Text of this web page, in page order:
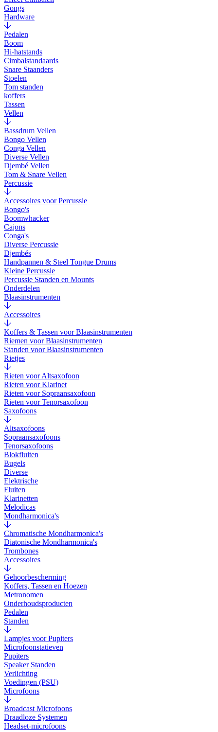
Gongs
Hardware
Pedalen
Boom
Hi-hatstands
Cimbalstandaards
Snare Staanders
Stoelen
Tom standen
koffers
Tassen
Vellen
Bassdrum Vellen
Bongo Vellen
Conga Vellen
Diverse Vellen
Djembé Vellen
Tom & Snare Vellen
Percussie
Accessoires voor Percussie
Bongo's
Boomwhacker
Cajons
Conga's
Diverse Percussie
Djembés
Handpannen & Steel Tongue Drums
Kleine Percussie
Percussie Standen en Mounts
Onderdelen
Blaasinstrumenten
Accessoires
Koffers & Tassen voor Blaasinstrumenten
Riemen voor Blaasinstrumenten
Standen voor Blaasinstrumenten
Rietjes
Rieten voor Altsaxofoon
Rieten voor Klarinet
Rieten voor Sopraansaxofoon
Rieten voor Tenorsaxofoon
Saxofoons
Altsaxofoons
Sopraansaxofoons
Tenorsaxofoons
Blokfluiten
Bugels
Diverse
Elektrische
Fluiten
Klarinetten
Melodicas
Mondharmonica's
Chromatische Mondharmonica's
Diatonische Mondharmonica's
Trombones
Accessoires
Gehoorbescherming
Koffers, Tassen en Hoezen
Metronomen
Onderhoudsproducten
Pedalen
Standen
Lampjes voor Pupiters
Microfoonstatieven
Pupiters
Speaker Standen
Verlichting
Voedingen (PSU)
Microfoons
Broadcast Microfoons
Draadloze Systemen
Headset-microfoons